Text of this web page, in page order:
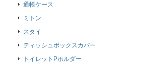
通帳ケース
ミトン
スタイ
ティッシュボックスカバー
トイレットPホルダー